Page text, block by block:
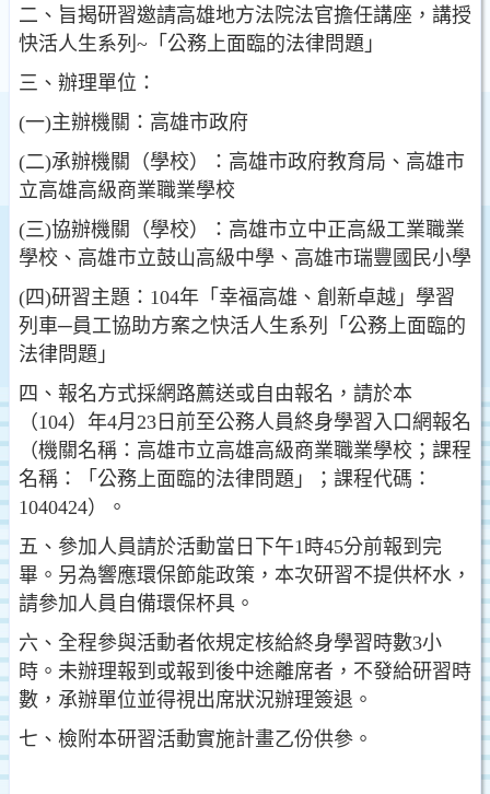
二、旨揭研習邀請高雄地方法院法官擔任講座，講授
快活人生系列~「公務上面臨的法律問題」
三、辦理單位：
(一)主辦機關：高雄市政府
(二)承辦機關（學校）：高雄市政府教育局、高雄市
立高雄高級商業職業學校
(三)協辦機關（學校）：高雄市立中正高級工業職業
學校、高雄市立鼓山高級中學、高雄市瑞豐國民小學
(四)研習主題：104年「幸福高雄、創新卓越」學習
列車─員工協助方案之快活人生系列「公務上面臨的
法律問題」
四、報名方式採網路薦送或自由報名，請於本
（104）年4月23日前至公務人員終身學習入口網報名
（機關名稱：高雄市立高雄高級商業職業學校；課程
名稱：「公務上面臨的法律問題」；課程代碼：
1040424）。
五、參加人員請於活動當日下午1時45分前報到完
畢。另為響應環保節能政策，本次研習不提供杯水，
請參加人員自備環保杯具。
六、全程參與活動者依規定核給終身學習時數3小
時。未辦理報到或報到後中途離席者，不發給研習時
數，承辦單位並得視出席狀況辦理簽退。
七、檢附本研習活動實施計畫乙份供參。